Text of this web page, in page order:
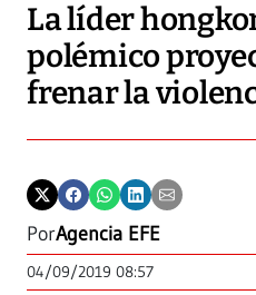
La líder
polémico
frenar la
PorAgencia EFE
04/09/2019 08:57